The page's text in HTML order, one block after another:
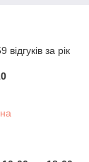
за рік